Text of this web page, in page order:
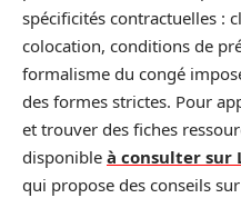
spécificités contractuelles :
colocation, conditions de
formalisme du congé
des formes strictes. Pour
et trouver des fiches
disponible à consulter sur
qui propose des conseils